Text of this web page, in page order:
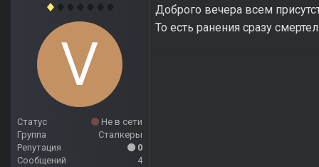
Статус
Не в сети
Группа
Сталкеры
Репутация
0
Сообщений
4
Доброго вечера всем
То есть ранения сразу